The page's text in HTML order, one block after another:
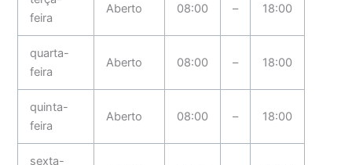
feira
Aberto 08:00 – 18:00
quarta-
feira
Aberto 08:00 – 18:00
quinta-
feira
Aberto 08:00 – 18:00
sexta-